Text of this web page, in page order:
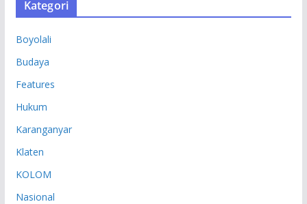
Kategori
Boyolali
Budaya
Features
Hukum
Karanganyar
Klaten
KOLOM
Nasional